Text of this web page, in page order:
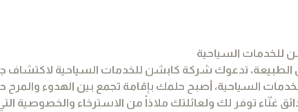
للخدمات السياحية
الطبيعة، تدعوك شركة كابشن للخدمات السياحية لاكتشاف
السياحية، أصبح حلمك بإقامة تجمع بين الهدوء والمرح
توفر لك ولعائلتك ملاذاً من الاسترخاء والخصوصية